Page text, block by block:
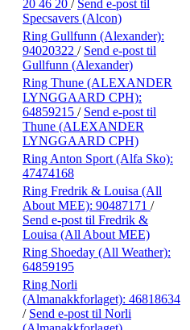
20 46 20 / Send e-post til
Specsavers (Alcon)
Ring Gullfunn (Alexander):
94020322 / Send e-post til
Gullfunn (Alexander)
Ring Thune (ALEXANDER
LYNGGAARD CPH):
64859215 / Send e-post til
Thune (ALEXANDER
LYNGGAARD CPH)
Ring Anton Sport (Alfa Sko):
47474168
Ring Fredrik & Louisa (All
About MEE): 90487171 /
Send e-post til Fredrik &
Louisa (All About MEE)
Ring Shoeday (All Weather):
64859195
Ring Norli
(Almanakkforlaget): 46818634
/ Send e-post til Norli